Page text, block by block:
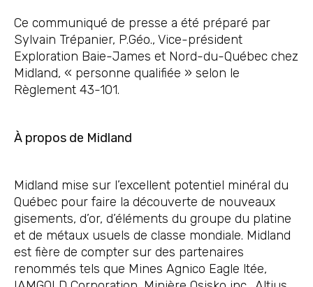
Ce communiqué de presse a été préparé par
Sylvain Trépanier, P.Géo., Vice-président
Exploration Baie-James et Nord-du-Québec chez
Midland, « personne qualifiée » selon le
Règlement 43-101.
À propos de Midland
Midland mise sur l’excellent potentiel minéral du
Québec pour faire la découverte de nouveaux
gisements, d’or, d’éléments du groupe du platine
et de métaux usuels de classe mondiale. Midland
est fière de compter sur des partenaires
renommés tels que Mines Agnico Eagle ltée,